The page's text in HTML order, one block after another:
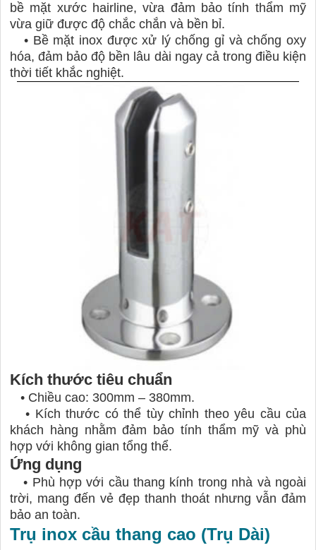
bề mặt xước hairline, vừa đảm bảo tính thẩm mỹ
vừa giữ được độ chắc chắn và bền bỉ.
• Bề mặt inox được xử lý chống gỉ và chống oxy
hóa, đảm bảo độ bền lâu dài ngay cả trong điều kiện
thời tiết khắc nghiệt.
Kích thước tiêu chuẩn
• Chiều cao: 300mm – 380mm.
• Kích thước có thể tùy chỉnh theo yêu cầu của
khách hàng nhằm đảm bảo tính thẩm mỹ và phù
hợp với không gian tổng thể.
Ứng dụng
• Phù hợp với cầu thang kính trong nhà và ngoài
trời, mang đến vẻ đẹp thanh thoát nhưng vẫn đảm
bảo an toàn.
Trụ inox cầu thang cao (Trụ Dài)